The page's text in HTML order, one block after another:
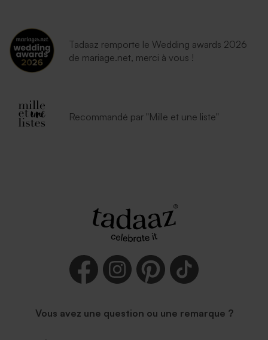
Tadaaz remporte le Wedding awards 2026
de mariage.net, merci à vous !
Recommandé par "Mille et une liste"
Vous avez une question ou une remarque ?